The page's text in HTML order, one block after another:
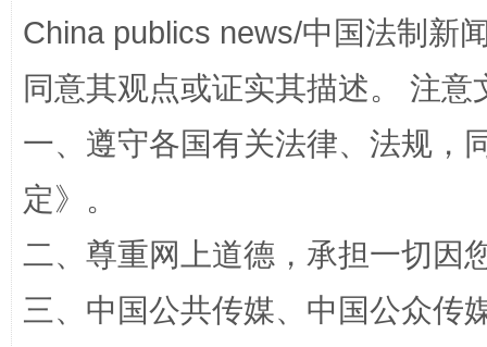
China publics news/中国法制新
同意其观点或证实其描述。 注
一、遵守各国有关法律、法规，
定》。
二、尊重网上道德，承担一切因
三、中国公共传媒、中国公众传